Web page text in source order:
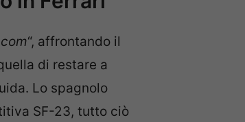
“, affrontando il
di restare a
Lo spagnolo
SF-23, tutto ciò